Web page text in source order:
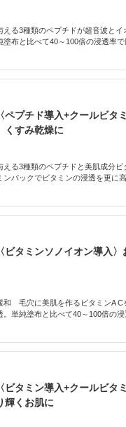
える3種類のペプチドが超音波とイ
塗布と比べて40～100倍の浸透率で
ペプチド導入+クールビタ
すみ乾燥に
える3種類のペプチドと美肌成分ビ
ンパックでビタミンの浸透を更に
ビタミンソノイオン導入
和 毛穴に美肌を作るビタミンA C
。単純塗布と比べて40～100倍の
ビタミン導入+クールビタ
輝くお肌に